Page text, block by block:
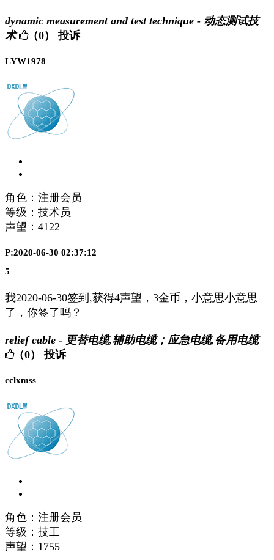
dynamic measurement and test technique - 动态测试技
术
（0） 投诉
LYW1978
角色：注册会员
等级：技术员
声望： 4122
P:2020-06-30 02:37:12
5
我2020-06-30签到,获得4声望，3金币，小意思小意思
了，你签了吗？
relief cable - 更替电缆,辅助电缆；应急电缆,备用电缆
（0）
投诉
cclxmss
角色：注册会员
等级：技工
声望： 1755